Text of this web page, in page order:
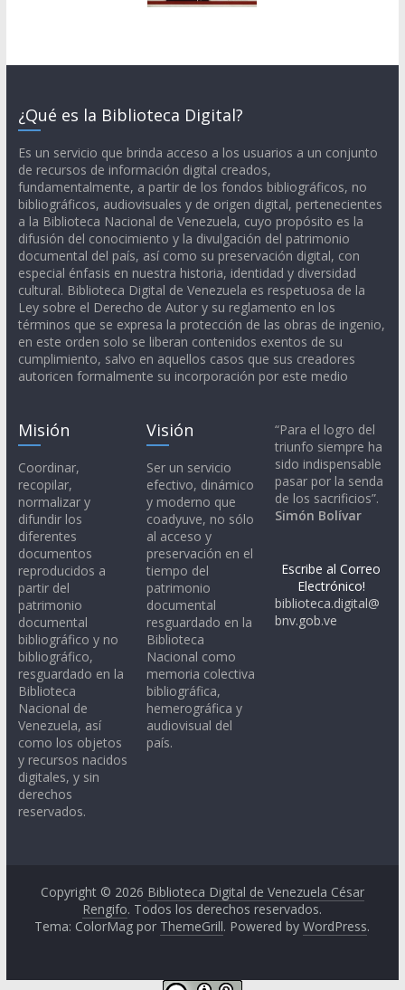
¿Qué es la Biblioteca Digital?
Es un servicio que brinda acceso a los usuarios a un conjunto
de recursos de información digital creados,
fundamentalmente, a partir de los fondos bibliográficos, no
bibliográficos, audiovisuales y de origen digital, pertenecientes
a la Biblioteca Nacional de Venezuela, cuyo propósito es la
difusión del conocimiento y la divulgación del patrimonio
documental del país, así como su preservación digital, con
especial énfasis en nuestra historia, identidad y diversidad
cultural. Biblioteca Digital de Venezuela es respetuosa de la
Ley sobre el Derecho de Autor y su reglamento en los
términos que se expresa la protección de las obras de ingenio,
en este orden solo se liberan contenidos exentos de su
cumplimiento, salvo en aquellos casos que sus creadores
autoricen formalmente su incorporación por este medio
Misión
Coordinar,
recopilar,
normalizar y
difundir los
diferentes
documentos
reproducidos a
partir del
patrimonio
documental
bibliográfico y no
bibliográfico,
resguardado en la
Biblioteca
Nacional de
Venezuela, así
como los objetos
y recursos nacidos
digitales, y sin
derechos
reservados.
Visión
Ser un servicio
efectivo, dinámico
y moderno que
coadyuve, no sólo
al acceso y
preservación en el
tiempo del
patrimonio
documental
resguardado en la
Biblioteca
Nacional como
memoria colectiva
bibliográfica,
hemerográfica y
audiovisual del
país.
“Para el logro del
triunfo siempre ha
sido indispensable
pasar por la senda
de los sacrificios”.
Simón Bolívar
Escribe al Correo
Electrónico!
biblioteca.digital@
bnv.gob.ve
Copyright © 2026 Biblioteca Digital de Venezuela César
Rengifo. Todos los derechos reservados.
Tema: ColorMag por ThemeGrill. Powered byWordPress.